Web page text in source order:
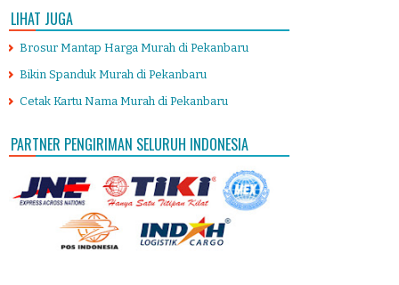
LIHAT JUGA
Brosur Mantap Harga Murah di Pekanbaru
Bikin Spanduk Murah di Pekanbaru
Cetak Kartu Nama Murah di Pekanbaru
PARTNER PENGIRIMAN SELURUH INDONESIA